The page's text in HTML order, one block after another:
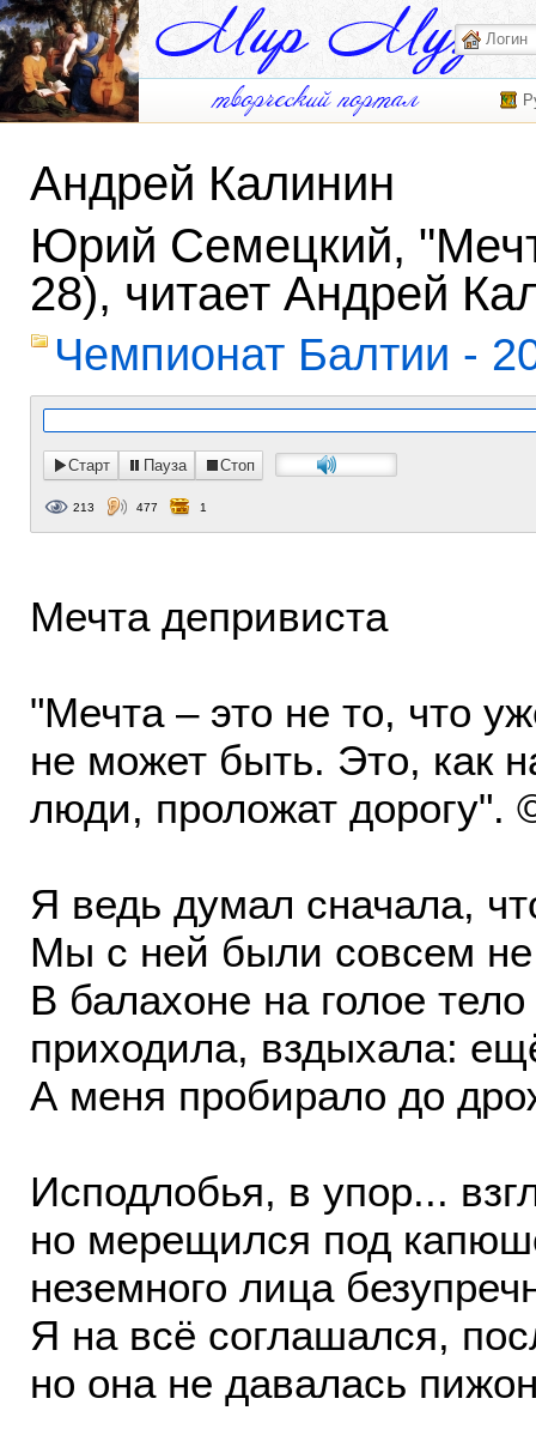
Андрей Калинин
Юрий Семецкий,
28), читает Андрей
Чемпионат Балтии -
Старт Пауза Стоп
213 477 1
Мечта депривиста
"Мечта – это не то, что
не может быть. Это, как
люди, проложат дорогу".
Я ведь думал сначала,
Мы с ней были совсем
В балахоне на голое тело
приходила, вздыхала:
А меня пробирало до
Исподлобья, в упор...
но мерещился под
неземного лица
Я на всё соглашался,
но она не давалась